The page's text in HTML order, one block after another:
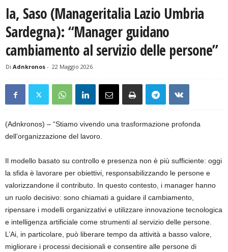
Ia, Saso (Manageritalia Lazio Umbria
Sardegna): “Manager guidano
cambiamento al servizio delle persone”
Di Adnkronos - 22 Maggio 2026
(Adnkronos) – “Stiamo vivendo una trasformazione profonda
dell’organizzazione del lavoro.
Il modello basato su controllo e presenza non è più sufficiente: oggi
la sfida è lavorare per obiettivi, responsabilizzando le persone e
valorizzandone il contributo. In questo contesto, i manager hanno
un ruolo decisivo: sono chiamati a guidare il cambiamento,
ripensare i modelli organizzativi e utilizzare innovazione tecnologica
e intelligenza artificiale come strumenti al servizio delle persone.
L’Ai, in particolare, può liberare tempo da attività a basso valore,
migliorare i processi decisionali e consentire alle persone di